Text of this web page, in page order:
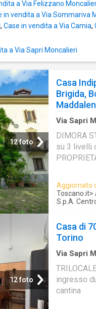
a Via Felizzano
in vendita a Via Sommariva
, Case in vendita a Via Camia,
a Via Sapri Moncalieri
12 foto
Casa
Brigida,
Via Sapri
DIMORA
su 3 livelli
Aggiornato
Toscano.it>
S.p.A.
12 foto
Casa di
Torino
Via Sapri
ingresso
cantina